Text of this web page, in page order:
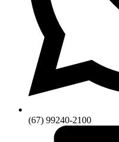
(67) 99240-2100